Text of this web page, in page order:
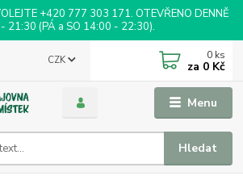
+420 777 303 171. OTEVŘENO DENNĚ
21:30 (PÁ a SO 14:00 - 22:30).
Menu
CZK
Hledat
0 ks
za 0 Kč